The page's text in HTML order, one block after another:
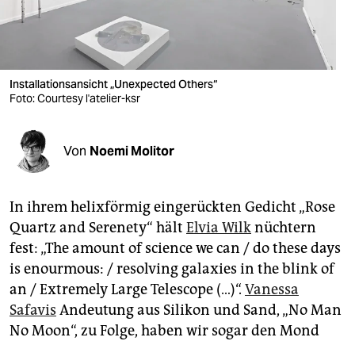
verlag
verlag
veranstaltungen
shop
unterstützen
abo
genossenschaft
epaper login
Installationsansicht „Unexpected Others“
Foto: Courtesy l'atelier-ksr
Von Noemi Molitor
In ihrem helixförmig eingerückten Gedicht „Rose
Quartz and Serenety“ hält Elvia Wilknüchtern
fest: „The amount of science we can / do these days
is enourmous: / resolving galaxies in the blink of
an / Extremely Large Telescope (…)“. Vanessa
Safavis Andeutung aus Silikon und Sand, „No Man
No Moon“, zu Folge, haben wir sogar den Mond